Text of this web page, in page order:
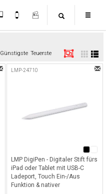
Günstigste Teuerste
LMP-24710
LMP DigiPen - Digitaler Stift fürs
iPad oder Tablet mit USB-C
Ladeport, Touch Ein-/Aus
Funktion & nativer